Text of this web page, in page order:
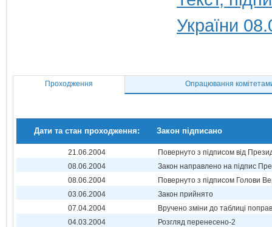
України
Проходження Опрацювання
Дати та стан проходження: Закон підписано
21.06.2004
Повернуто з підписом від
08.06.2004
Закон направлено на підпис
08.06.2004
Повернуто з підписом Голови
03.06.2004
Закон прийнято
07.04.2004
Вручено зміни до таблиці
04.03.2004
Розгляд перенесено-2